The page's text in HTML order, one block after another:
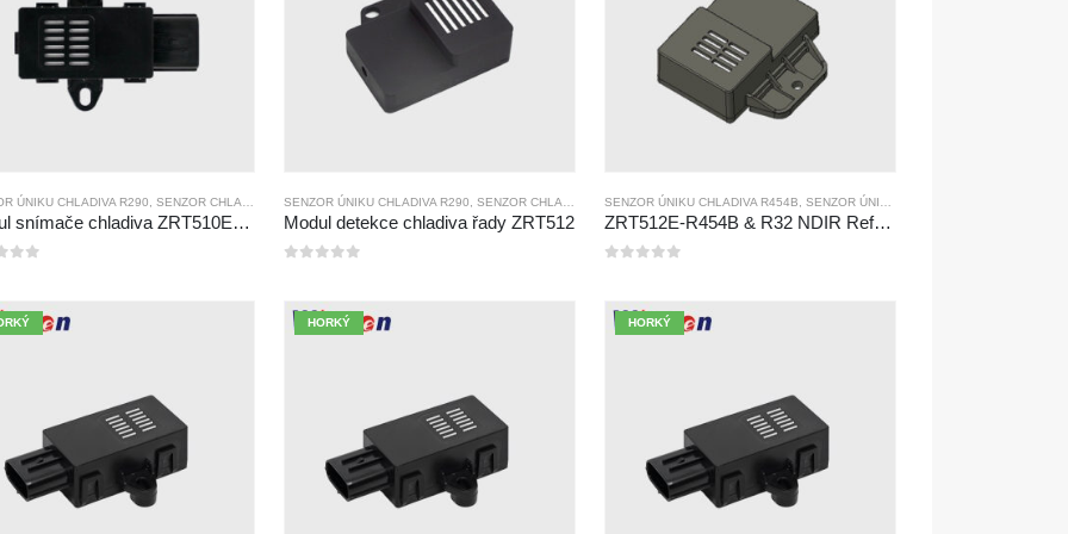
ÚNIKU CHLADIVA R290 ,SENZOR CHLADIVOVÉHO PLYNU
Modul snímače chladiva ZRT510E-R290
SENZOR ÚNIKU CHLADIVA R290 ,SENZOR CHLADIVOVÉHO PLYNU
Modul detekce chladiva řady ZRT512
SENZOR ÚNIKU CHLADIVA R454B SENZOR ÚNIKU CHLADIVA R32
ZRT512E-R454B & R32 NDIR Refrigerant Detection Module, RS485 HVAC Sensor, UL/IEC Certified
HORKÝ HORKÝ